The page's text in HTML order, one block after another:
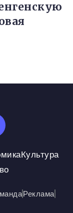
Культура
Реклама